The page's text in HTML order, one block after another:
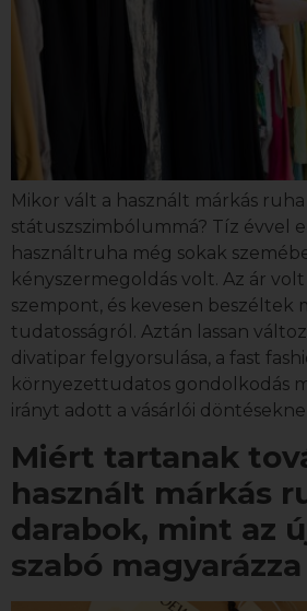
Mikor vált a használt márkás
státuszszimbólummá? Tíz évvel
használtruha még sokak
kényszermegoldás volt. Az ár
szempont, és kevesen beszéltek
tudatosságról. Aztán lassan
divatipar felgyorsulása, a fast
környezettudatos gondolkodás
irányt adott a vásárlói
Miért tartanak
használt márkás
darabok, mint az
szabó magyarázza